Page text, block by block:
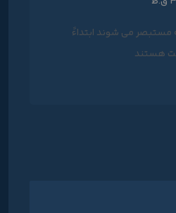
مستبصر می شوند ابتداءً
هستند